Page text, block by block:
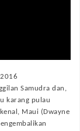
Samudra dan,
karang pulau
Maui (Dwayne